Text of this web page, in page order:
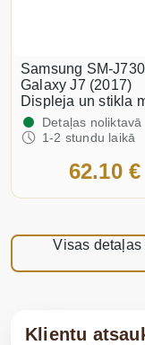
Samsung SM-
Galaxy J7 (2017)
Displeja un stikla
Detaļas noliktavā
1-2 stundu laikā
62.10 €
Visas detaļas
Klientu